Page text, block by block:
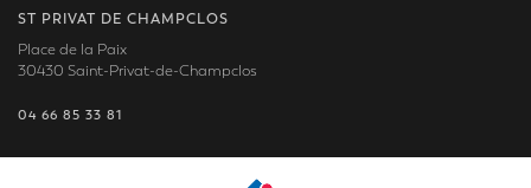
ST PRIVAT DE CHAMPCLOS
Place de la Paix
30430 Saint-Privat-de-Champclos
04 66 85 33 81